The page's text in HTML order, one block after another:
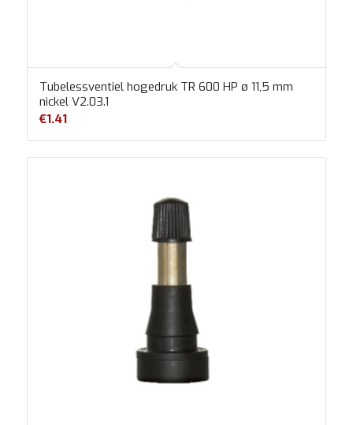
Tubelessventiel hogedruk TR 600 HP ø 11,5 mm
nickel V2.03.1
€1.41